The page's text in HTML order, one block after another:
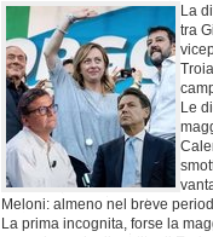
La
tra
Le
Meloni: almeno nel breve
La prima incognita, forse la